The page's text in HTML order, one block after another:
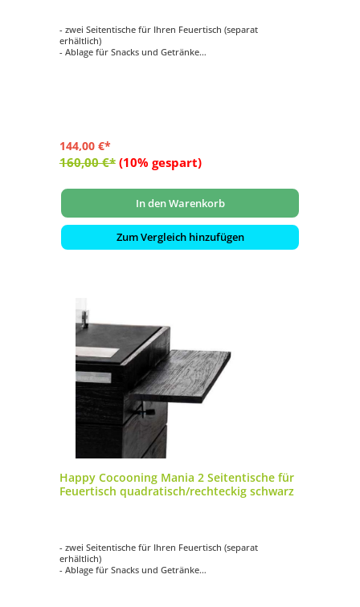
- zwei Seitentische für Ihren Feuertisch (separat
erhältlich)
- Ablage für Snacks und Getränke
144,00 €*
160,00 €* (10% gespart)
In den Warenkorb
Zum Vergleich hinzufügen
Happy Cocooning Mania 2 Seitentische für
Feuertisch quadratisch/rechteckig schwarz
- zwei Seitentische für Ihren Feuertisch (separat
erhältlich)
- Ablage für Snacks und Getränke